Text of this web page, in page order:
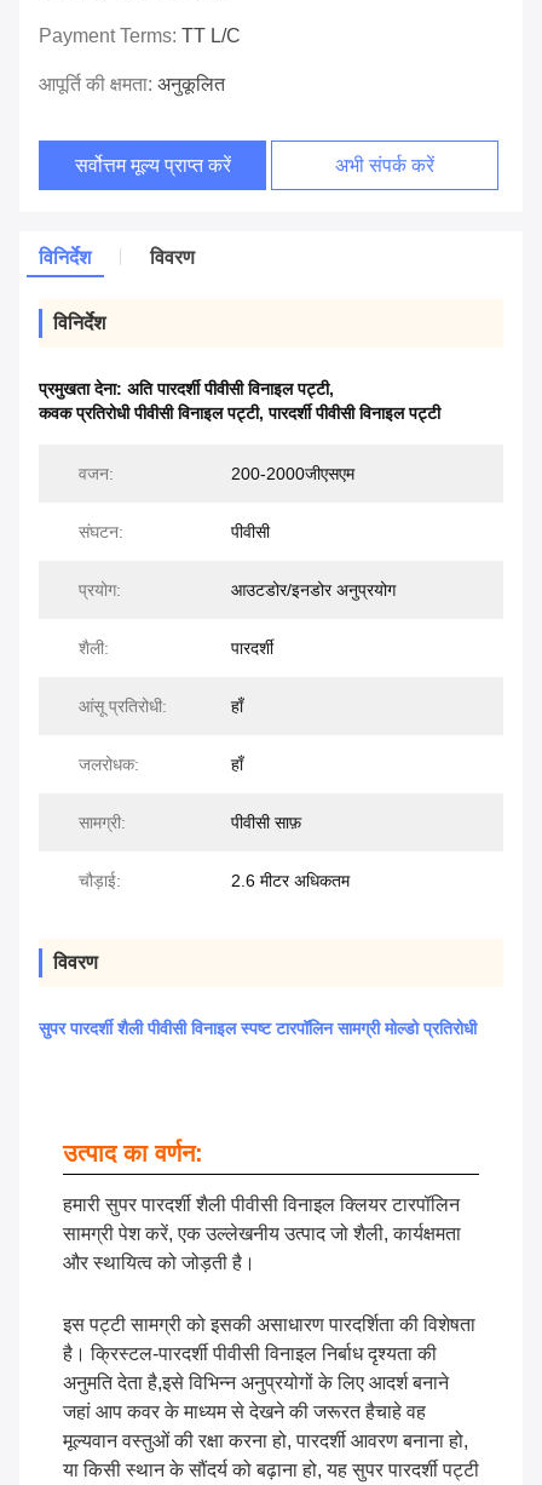
Payment Terms: TT L/C
आपूर्ति की क्षमता: अनुकूलित
सर्वोत्तम मूल्य प्राप्त करें अभी संपर्क करें
विनिर्देश विवरण
विनिर्देश
प्रमुखता देना: अति पारदर्शी पीवीसी विनाइल पट्टी,
कवक प्रतिरोधी पीवीसी विनाइल पट्टी,पारदर्शी पीवीसी विनाइल पट्टी
वजन: 200-2000जीएसएम
संघटन: पीवीसी
प्रयोग: आउटडोर/इनडोर अनुप्रयोग
शैली: पारदर्शी
आंसू प्रतिरोधी: हाँ
जलरोधक: हाँ
सामग्री: पीवीसी साफ़
चौड़ाई: 2.6 मीटर अधिकतम
विवरण
सुपर पारदर्शी शैली पीवीसी विनाइल स्पष्ट टारपॉलिन सामग्री मोल्डो प्रतिरोधी
उत्पाद का वर्णन:
हमारी सुपर पारदर्शी शैली पीवीसी विनाइल क्लियर टारपॉलिन
सामग्री पेश करें, एक उल्लेखनीय उत्पाद जो शैली, कार्यक्षमता
और स्थायित्व को जोड़ती है।
इस पट्टी सामग्री को इसकी असाधारण पारदर्शिता की विशेषता
है। क्रिस्टल-पारदर्शी पीवीसी विनाइल निर्बाध दृश्यता की
अनुमति देता है,इसे विभिन्न अनुप्रयोगों के लिए आदर्श बनाने
जहां आप कवर के माध्यम से देखने की जरूरत हैचाहे वह
मूल्यवान वस्तुओं की रक्षा करना हो, पारदर्शी आवरण बनाना हो,
या किसी स्थान के सौंदर्य को बढ़ाना हो, यह सुपर पारदर्शी पट्टी